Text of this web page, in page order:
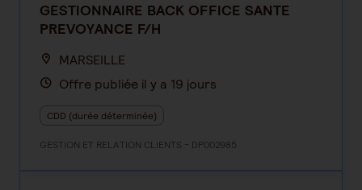
GESTIONNAIRE BACK OFFICE SANTE
PREVOYANCE F/H
MARSEILLE
Offre publiée il y a 19 jours
CDD (durée déterminée)
GESTION ET RELATION CLIENTS - DP002985